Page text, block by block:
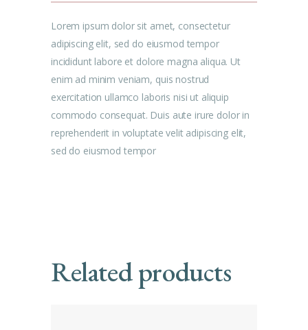
Lorem ipsum dolor sit amet, consectetur
adipiscing elit, sed do eiusmod tempor
incididunt labore et dolore magna aliqua. Ut
enim ad minim veniam, quis nostrud
exercitation ullamco laboris nisi ut aliquip
commodo consequat. Duis aute irure dolor in
reprehenderit in voluptate velit adipiscing elit,
sed do eiusmod tempor
Related products